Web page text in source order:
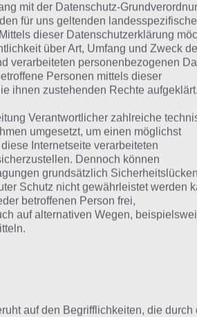
liegt das
für Android, iPhone und iPad
mehr als 2500 Standorte,
Spiel wählen, ob man Länder
oder Gebirge suchen will.
wird, ist zudem zoombar,
offline verfügbar. Auch gibt
auf einem die Grenzen der
nicht mehr der Fall.
mit Wikipedia verlinkt. Im
man seine Nadel gesetzt hat,
App auch einen Timer setzen,
mit der Datenschutz-
für uns geltenden
dieser Datenschutzerklärung
über Art, Umfang und Zweck
verarbeiteten personenbezogenen
Personen mittels dieser
ihnen zustehenden Rechte aufgeklärt.
Verantwortlicher zahlreiche
umgesetzt, um einen möglichst
Internetseite verarbeiteten
Dennoch können
grundsätzlich Sicherheitslücken
Schutz nicht gewährleistet werden
betroffenen Person frei,
auf alternativen Wegen,
auf den Begrifflichkeiten, die durch